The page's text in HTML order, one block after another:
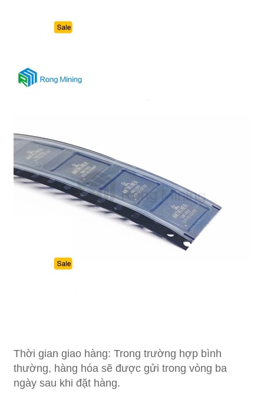
Thời gian giao hàng: Trong trường hợp bình
thường, hàng hóa sẽ được gửi trong vòng ba
ngày sau khi đặt hàng.